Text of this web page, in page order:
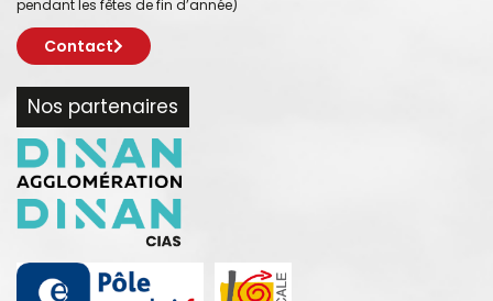
pendant les fêtes de fin d’année)
Contact
Nos partenaires